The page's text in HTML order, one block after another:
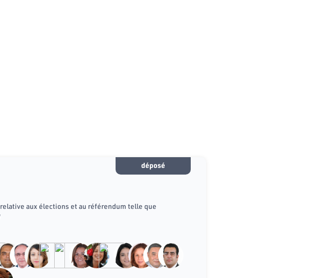
déposé
aux élections et au référendum telle que